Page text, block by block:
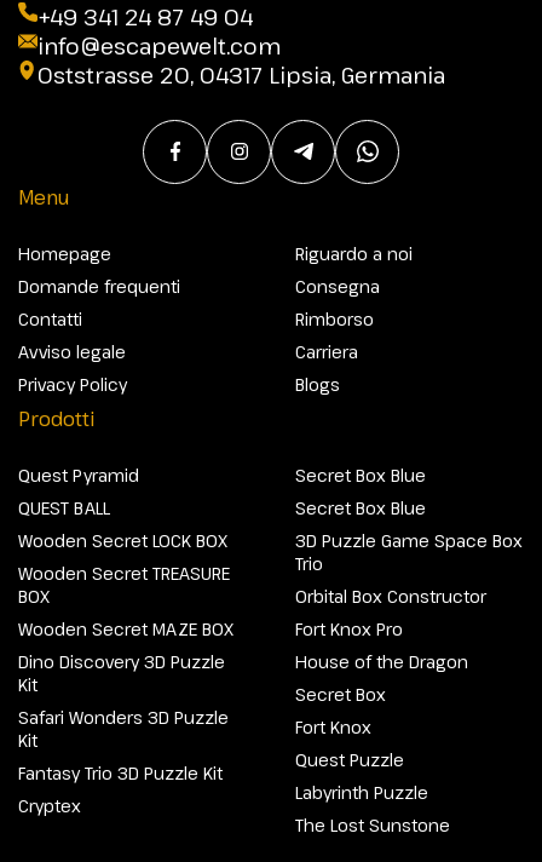
+49 341 24 87 49 04
info@escapewelt.com
Oststrasse 20, 04317 Lipsia, Germania
Menu
Homepage
Domande frequenti
Contatti
Avviso legale
Privacy Policy
Riguardo a noi
Consegna
Rimborso
Carriera
Blogs
Prodotti
Quest Pyramid
QUEST BALL
Wooden Secret LOCK BOX
Wooden Secret TREASURE
BOX
Wooden Secret MAZE BOX
Dino Discovery 3D Puzzle
Kit
Safari Wonders 3D Puzzle
Kit
Fantasy Trio 3D Puzzle Kit
Cryptex
Secret Box Blue
Secret Box Blue
3D Puzzle Game Space Box
Trio
Orbital Box Constructor
Fort Knox Pro
House of the Dragon
Secret Box
Fort Knox
Quest Puzzle
Labyrinth Puzzle
The Lost Sunstone